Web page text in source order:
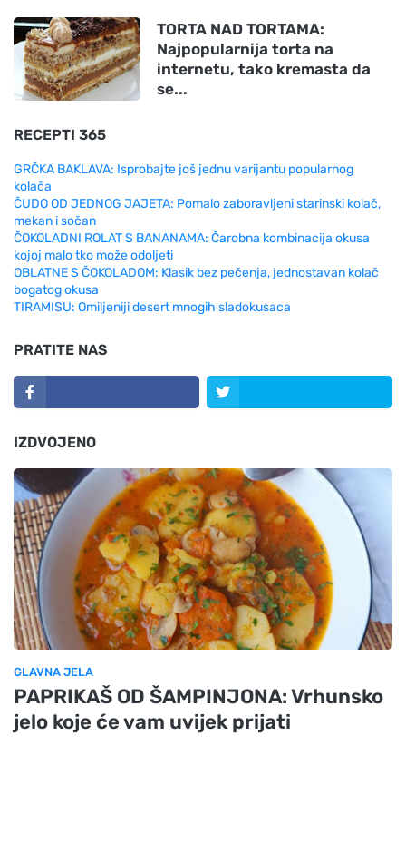
TORTA NAD TORTAMA:
Najpopularnija torta na
internetu, tako kremasta da
se...
RECEPTI 365
GRČKA BAKLAVA: Isprobajte još jednu varijantu popularnog
kolača
ČUDO OD JEDNOG JAJETA: Pomalo zaboravljeni starinski kolač,
mekan i sočan
ČOKOLADNI ROLAT S BANANAMA: Čarobna kombinacija okusa
kojoj malo tko može odoljeti
OBLATNE S ČOKOLADOM: Klasik bez pečenja, jednostavan kolač
bogatog okusa
TIRAMISU: Omiljeniji desert mnogih sladokusaca
PRATITE NAS
IZDVOJENO
GLAVNA JELA
PAPRIKAŠ OD ŠAMPINJONA: Vrhunsko
jelo koje će vam uvijek prijati